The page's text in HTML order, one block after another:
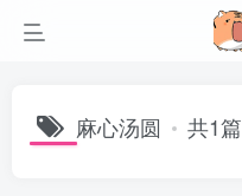
麻心汤圆 共1篇